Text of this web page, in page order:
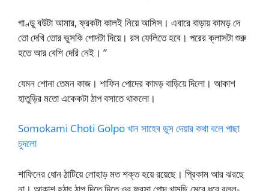
গাণ্ডু বউটা আমার, ফ্রকটা কালই নিয়ে আসিস। এবারে বাড়ায় কামড় দে
তো দেখি তোর ভুসকি পোদটা দিয়ে। রস ফেলিতে হবে। পরের ক্লাসটা শুরু
হতে আর বেশি দেরি নেই। ”
যেমন শোনা তেমন কাজ। শাফিন পোদের কামড় বাড়িয়ে দিলো। আকাশ
হাতুড়ির মতো একেকটা ঠাপ বসাতে থাকলো।
Somokami Choti Golpo খান সাহেব ডুস দেয়ার কথা বলে পাছা
চুদলো
শাফিনের ধোন ঠাটিয়ে লোহাড় মত শক্ত হয়ে রয়েছে। প্রিকাম আর ঝরছে